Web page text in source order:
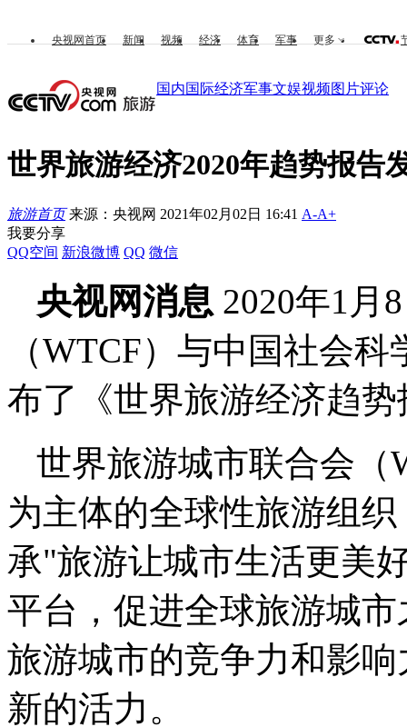
央视网首页 新闻 视频 经济 体育 军事 更多
国内国际经济军事文娱视频图片评论
世界旅游经济2020年趋势报告
旅游首页 来源：央视网 2021年02月02日 16:41 A-A+
我要分享
QQ空间 新浪微博 QQ 微信
央视网消息 2020年1月
（WTCF）与中国社会
布了《世界旅游经济趋
世界旅游城市联合会（
为主体的全球性旅游组
承"旅游让城市生活更美
平台，促进全球旅游城
旅游城市的竞争力和影
新的活力。